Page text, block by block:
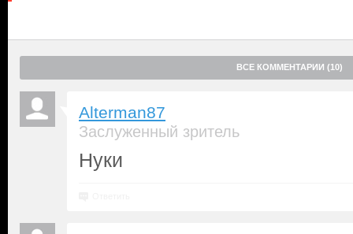
ВСЕ КОММЕНТАРИИ (10)
Alterman87
Заслуженный зритель
Нуки